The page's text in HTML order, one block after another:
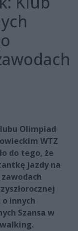
Olimpiad
WTZ
do tego, że
jazdy na
innych
Szansa w